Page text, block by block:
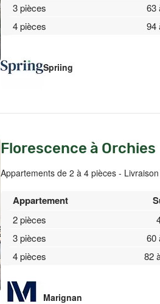
3 pièces 63
4 pièces 94
Spriing
Florescence à Orchies
Appartements de 2 à 4 pièces -
Appartement
2 pièces
3 pièces 60
4 pièces 82
Marignan